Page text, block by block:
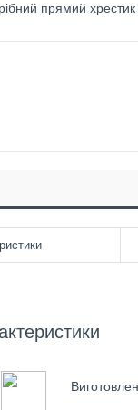
прямий